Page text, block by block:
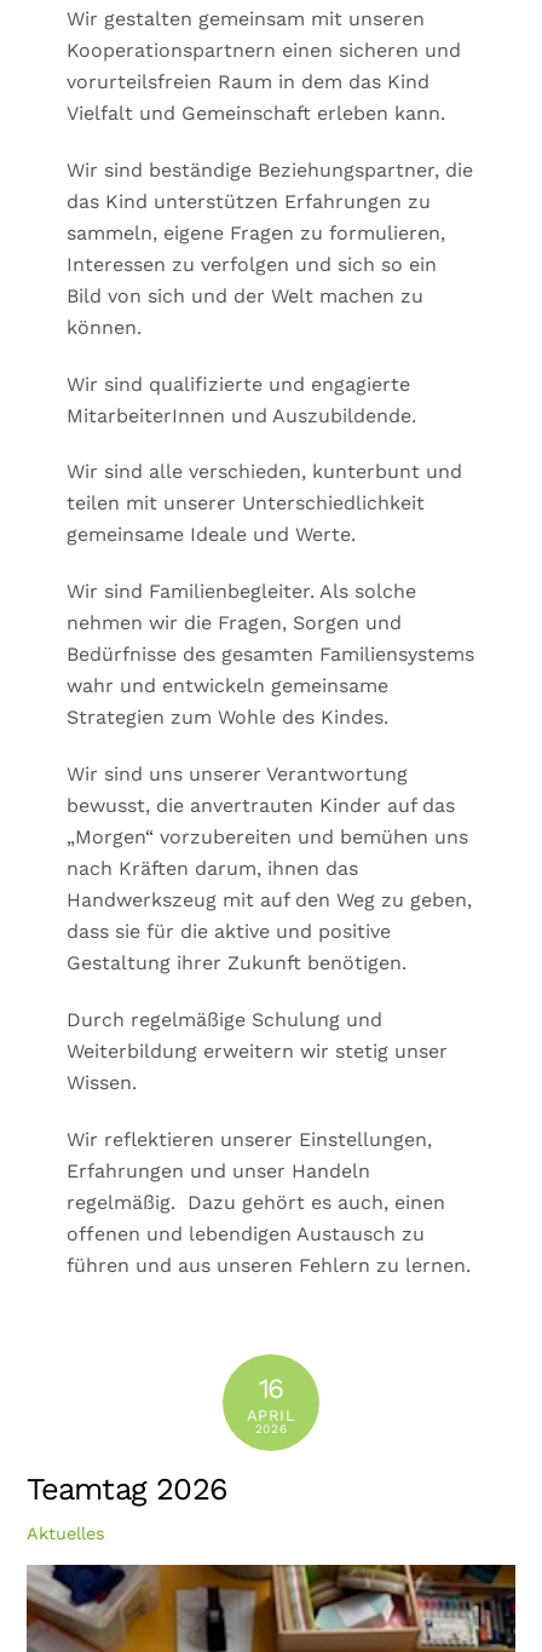
Wir gestalten gemeinsam mit unseren
Kooperationspartnern einen sicheren und
vorurteilsfreien Raum in dem das Kind
Vielfalt und Gemeinschaft erleben kann.
Wir sind beständige Beziehungspartner, die
das Kind unterstützen Erfahrungen zu
sammeln, eigene Fragen zu formulieren,
Interessen zu verfolgen und sich so ein
Bild von sich und der Welt machen zu
können.
Wir sind qualifizierte und engagierte
MitarbeiterInnen und Auszubildende.
Wir sind alle verschieden, kunterbunt und
teilen mit unserer Unterschiedlichkeit
gemeinsame Ideale und Werte.
Wir sind Familienbegleiter. Als solche
nehmen wir die Fragen, Sorgen und
Bedürfnisse des gesamten Familiensystems
wahr und entwickeln gemeinsame
Strategien zum Wohle des Kindes.
Wir sind uns unserer Verantwortung
bewusst, die anvertrauten Kinder auf das
„Morgen“ vorzubereiten und bemühen uns
nach Kräften darum, ihnen das
Handwerkszeug mit auf den Weg zu geben,
dass sie für die aktive und positive
Gestaltung ihrer Zukunft benötigen.
Durch regelmäßige Schulung und
Weiterbildung erweitern wir stetig unser
Wissen.
Wir reflektieren unserer Einstellungen,
Erfahrungen und unser Handeln
regelmäßig. Dazu gehört es auch, einen
offenen und lebendigen Austausch zu
führen und aus unseren Fehlern zu lernen.
16
APRIL
2026
Teamtag 2026
Aktuelles